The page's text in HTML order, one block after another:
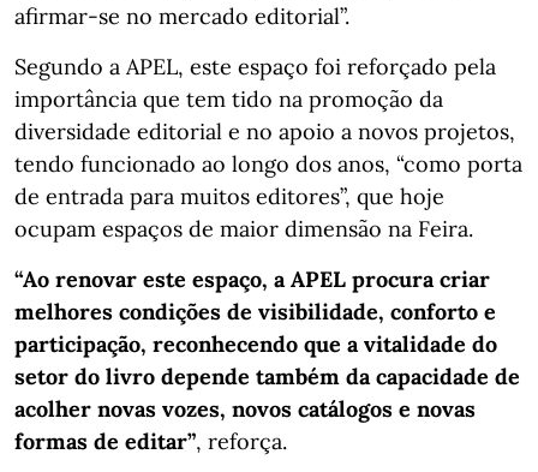
afirmar-se no mercado editorial”.
Segundo a APEL, este espaço foi reforçado pela
importância que tem tido na promoção da
diversidade editorial e no apoio a novos projetos,
tendo funcionado ao longo dos anos, “como porta
de entrada para muitos editores”, que hoje
ocupam espaços de maior dimensão na Feira.
“Ao renovar este espaço, a APEL procura criar
melhores condições de visibilidade, conforto e
participação, reconhecendo que a vitalidade do
setor do livro depende também da capacidade de
acolher novas vozes, novos catálogos e novas
formas de editar”, reforça.